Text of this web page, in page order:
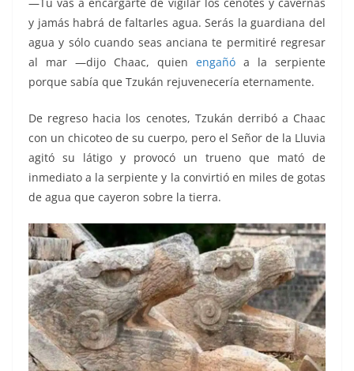
y jamás habrá de faltarles agua. Serás la guardiana del
agua y sólo cuando seas anciana te permitiré regresar
al mar —dijo Chaac, quien engañó a la serpiente
porque sabía que Tzukán rejuvenecería eternamente.
De regreso hacia los cenotes, Tzukán derribó a Chaac
con un chicoteo de su cuerpo, pero el Señor de la Lluvia
agitó su látigo y provocó un trueno que mató de
inmediato a la serpiente y la convirtió en miles de gotas
de agua que cayeron sobre la tierra.